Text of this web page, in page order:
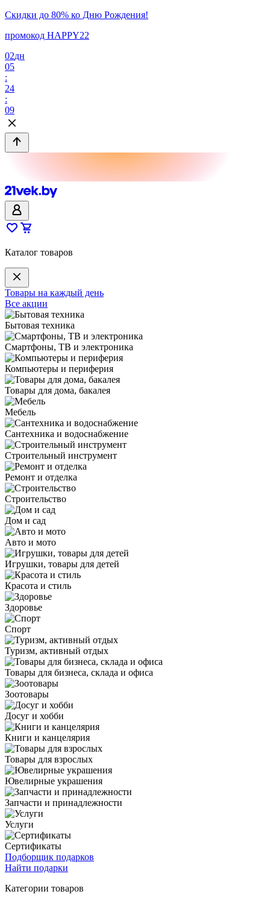
Скидки до 80% ко Дню Рождения!
промокод HAPPY22
02дн
05
:
24
:
09
Каталог товаров
Товары на каждый день
Все акции
Бытовая техника
Смартфоны, ТВ и электроника
Компьютеры и периферия
Товары для дома, бакалея
Мебель
Сантехника и водоснабжение
Строительный инструмент
Ремонт и отделка
Строительство
Дом и сад
Авто и мото
Игрушки, товары для детей
Красота и стиль
Здоровье
Спорт
Туризм, активный отдых
Товары для бизнеса, склада и офиса
Зоотовары
Досуг и хобби
Книги и канцелярия
Товары для взрослых
Ювелирные украшения
Запчасти и принадлежности
Услуги
Сертификаты
Подборщик подарков
Найти подарки
Категории товаров